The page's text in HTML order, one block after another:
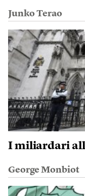
Junko Terao
I miliardari
George Monbiot